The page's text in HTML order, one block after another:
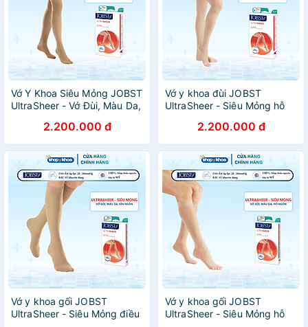
Vớ Y Khoa Siêu Mỏng JOBST
UltraSheer - Vớ Đùi, Màu Da,
30mmHg, 2 Chiếc (Tất Y
Khoa)
2.200.000 đ
Vớ y khoa đùi JOBST
UltraSheer - Siêu Mỏng hỗ
2.200.000 đ
Vớ y khoa gối JOBST
UltraSheer - Siêu Mỏng điều
Vớ y khoa gối JOBST
UltraSheer - Siêu Mỏng hỗ